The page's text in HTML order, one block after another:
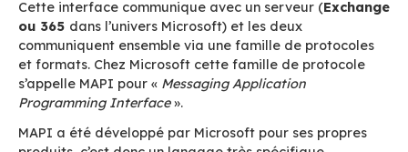
ces protocoles et formats est parallèle aux
d’usages qui s’offrent aux DSI. Dans cet
vous emmenons dans les coulisses de ces
messagerie, avec une approche simple et
pour éclairerles enjeux de dépendance… et
possibles vers plus de souveraineté.